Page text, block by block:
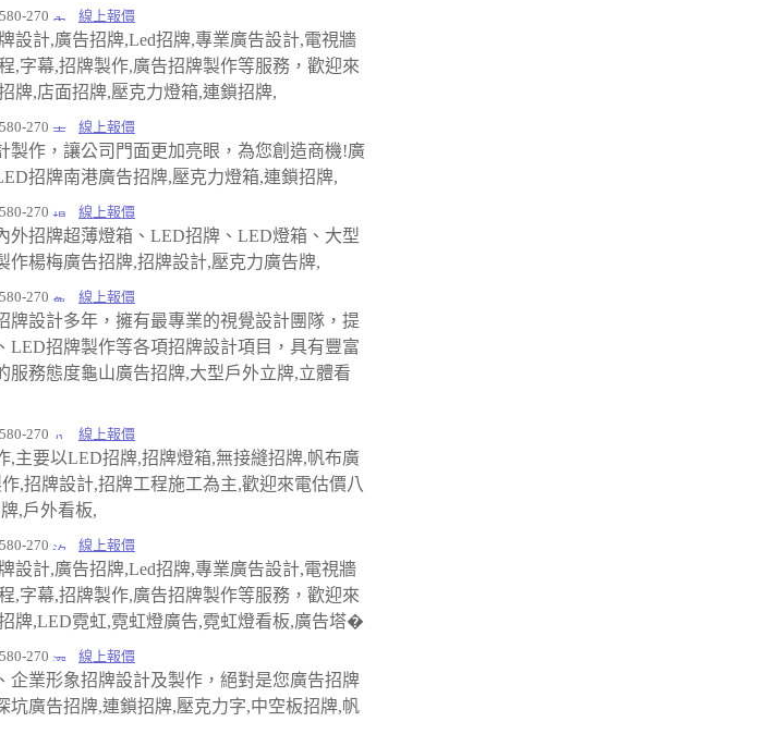
270 線上報價
設計,廣告招牌,Led招牌,專業廣告設計,電視牆
,字幕,招牌製作,廣告招牌製作等服務，歡迎來
牌,店面招牌,壓克力燈箱,連鎖招牌,
270 線上報價
製作，讓公司門面更加亮眼，為您創造商機!廣
招牌南港廣告招牌,壓克力燈箱,連鎖招牌,
270 線上報價
外招牌超薄燈箱、LED招牌、LED燈箱、大型
作楊梅廣告招牌,招牌設計,壓克力廣告牌,
270 線上報價
牌設計多年，擁有最專業的視覺設計團隊，提
LED招牌製作等各項招牌設計項目，具有豐富
服務態度龜山廣告招牌,大型戶外立牌,立體看
270 線上報價
,主要以LED招牌,招牌燈箱,無接縫招牌,帆布廣
,招牌設計,招牌工程施工為主,歡迎來電估價八
,戶外看板,
270 線上報價
設計,廣告招牌,Led招牌,專業廣告設計,電視牆
,字幕,招牌製作,廣告招牌製作等服務，歡迎來
牌,LED霓虹,霓虹燈廣告,霓虹燈看板,廣告塔�
270 線上報價
企業形象招牌設計及製作，絕對是您廣告招牌
坑廣告招牌,連鎖招牌,壓克力字,中空板招牌,帆